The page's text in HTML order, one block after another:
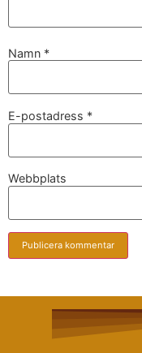
Namn *
E-postadress *
Webbplats